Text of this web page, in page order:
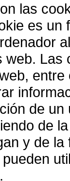
las
es un
web. Las
de un
de
y de la